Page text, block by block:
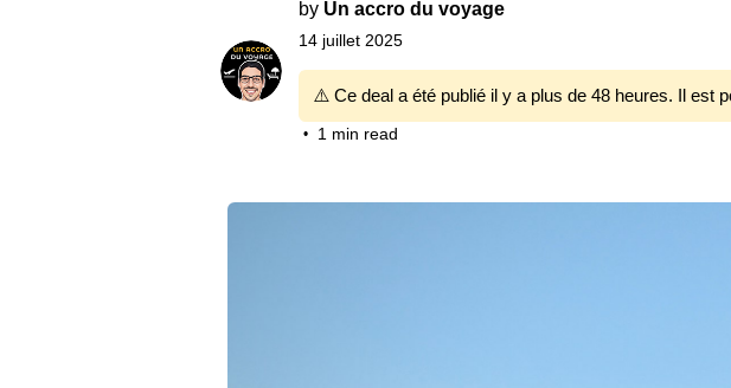
by Un accro du voyage
14 juillet 2025
⚠️ Ce deal a été publié il y a plus de 48 heures. Il est
• 1 min read